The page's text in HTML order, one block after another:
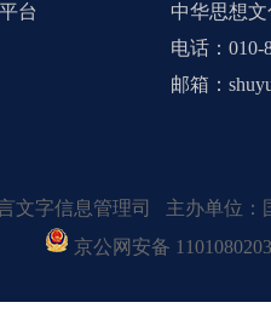
台
中华思想
电话：010-
邮箱：
文字信息管理司 主办单位：
京公网安备